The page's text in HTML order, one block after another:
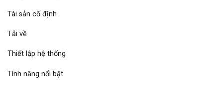
Tài sản cố định
Tải về
Thiết lập hệ thống
Tính năng nổi bật